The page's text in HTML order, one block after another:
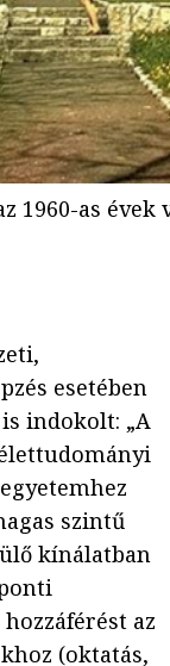
1960-as évek
esetében
indokolt: „A
szintű
kínálatban
az
(oktatás,